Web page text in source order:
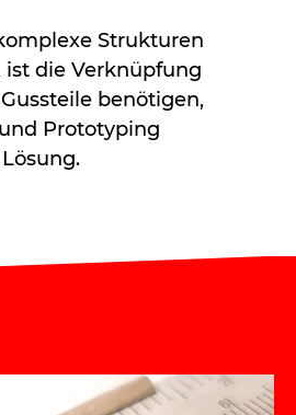
Strukturen
ist die Verknüpfung
benötigen,
Prototyping